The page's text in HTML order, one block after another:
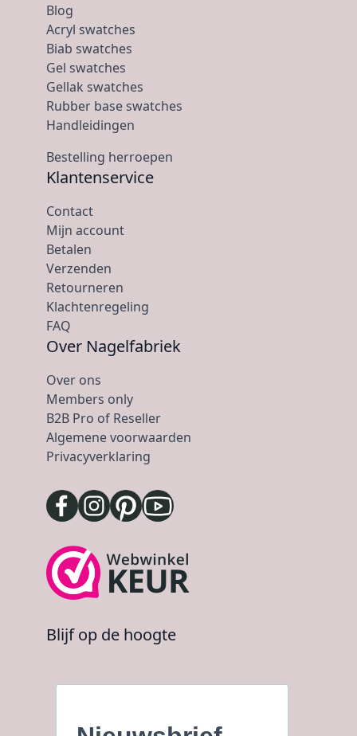
Blog
Acryl swatches
Biab swatches
Gel swatches
Gellak swatches
Rubber base swatches
Handleidingen
Bestelling herroepen
Klantenservice
Contact
Mijn account
Betalen
Verzenden
Retourneren
Klachtenregeling
FAQ
Over Nagelfabriek
Over ons
Members only
B2B Pro of Reseller
Algemene voorwaarden
Privacyverklaring
Blijf op de hoogte